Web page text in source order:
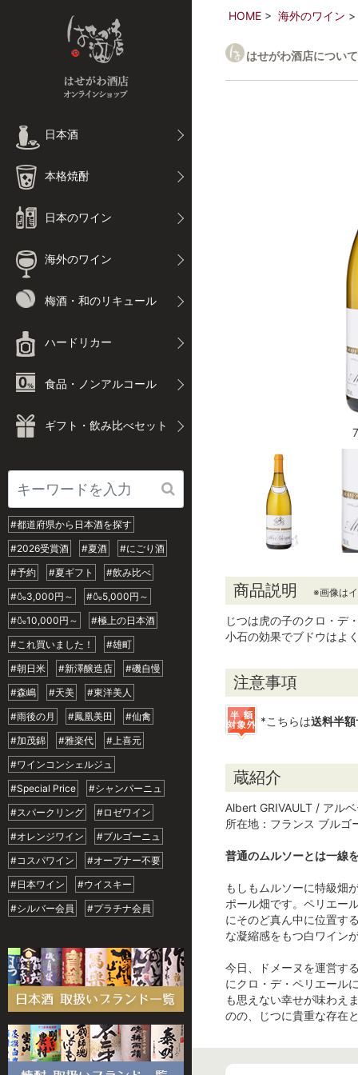
日本酒
本格焼酎
日本のワイン
海外のワイン
梅酒・和のリキュール
ハードリカー
食品・ノンアルコール
ギフト・飲み比べセット
#都道府県から日本酒を探す
#2026受賞酒
#夏酒
#にごり酒
#予約
#夏ギフト
#飲み比べ
#🍶3,000円～
#🍶5,000円～
#🍶10,000円～
#極上の日本酒
#これ買いました！
#雄町
#朝日米
#新澤醸造店
#磯自慢
#森嶋
#天美
#東洋美人
#雨後の月
#鳳凰美田
#仙禽
#加茂錦
#雅楽代
#上喜元
#ワインコンシェルジュ
#Special Price
#シャンパーニュ
#スパークリング
#ロゼワイン
#オレンジワイン
#ブルゴーニュ
#コスパワイン
#オープナー不要
#日本ワイン
#ウイスキー
#シルバー会員
#プラチナ会員
HOME 海外のワイン
はせがわ酒店について
商品説明 ※画像は
じつは虎の子のクロ・デ
小石の効果でブドウはよ
注意事項
*こちらは送料半
蔵紹介
Albert GRIVAULT / アル
所在地：フランス ブルゴ
普通のムルソーとは一線
もしもムルソーに特級畑
ポール畑です。ペリエー
にそのど真ん中に位置す
な凝縮感をもつ白ワイン
今日、ドメーヌを運営す
にクロ・デ・ペリエール
も思えない幸せが味わえ
のの、じつに貴重な存在